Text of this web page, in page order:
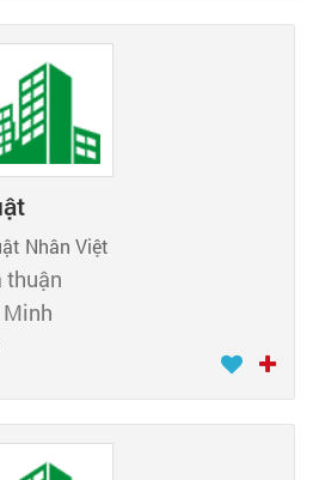
Nhân Việt
thuận
Minh